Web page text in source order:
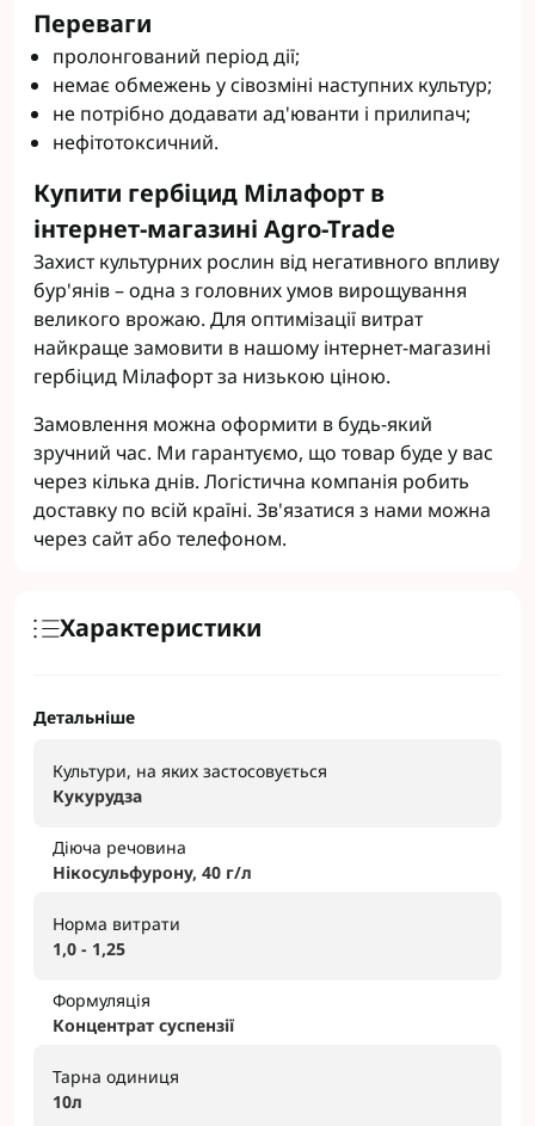
Переваги
пролонгований період дії;
немає обмежень у сівозміні наступних культур;
не потрібно додавати ад'юванти і прилипач;
нефітотоксичний.
Купити гербіцид Мілафорт в
інтернет-магазині Agro-Trade
Захист культурних рослин від негативного впливу
бур'янів – одна з головних умов вирощування
великого врожаю. Для оптимізації витрат
найкраще замовити в нашому інтернет-магазині
гербіцид Мілафорт за низькою ціною.
Замовлення можна оформити в будь-який
зручний час. Ми гарантуємо, що товар буде у вас
через кілька днів. Логістична компанія робить
доставку по всій країні. Зв'язатися з нами можна
через сайт або телефоном.
Характеристики
Детальніше
Культури, на яких застосовується
Кукурудза
Діюча речовина
Нікосульфурону, 40 г/л
Норма витрати
1,0 - 1,25
Формуляція
Концентрат суспензії
Тарна одиниця
10л